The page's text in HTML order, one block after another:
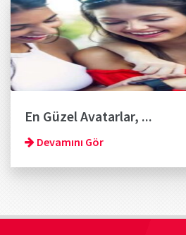
En Güzel Avatarlar, ...
Devamını Gör